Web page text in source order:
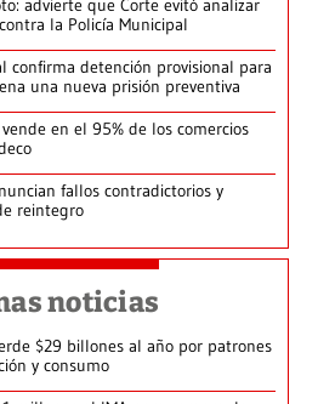
advierte que Corte evitó analizar
la Policía Municipal
confirma detención provisional para
una nueva prisión preventiva
en el 95% de los comercios
fallos contradictorios y
reintegro
noticias
$29 billones al año por patrones
y consumo